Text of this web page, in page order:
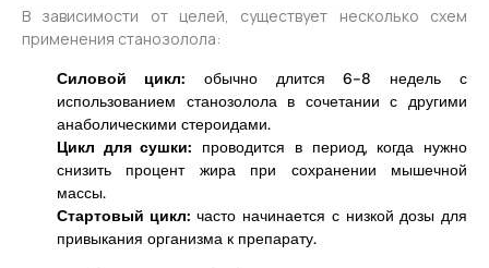
В зависимости от целей, существует несколько схем
применения станозолола:
Силовой цикл: обычно длится 6-8 недель с
использованием станозолола в сочетании с другими
анаболическими стероидами.
Цикл для сушки: проводится в период, когда нужно
снизить процент жира при сохранении мышечной
массы.
Стартовый цикл: часто начинается с низкой дозы для
привыкания организма к препарату.